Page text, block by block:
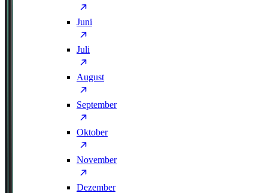
Juni
Juli
August
September
Oktober
November
Dezember